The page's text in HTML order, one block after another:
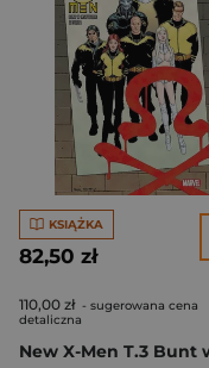
KSIĄŻKA
82,50 zł
110,00 zł - sugerowana cena
detaliczna